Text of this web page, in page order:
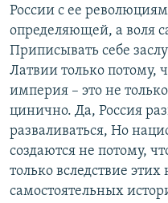
России с ее
определяющей, а воля
Приписывать себе
Латвии только потому,
империя – это не
цинично. Да, Россия
разваливаться, Но
создаются не потому,
только вследствие
самостоятельных